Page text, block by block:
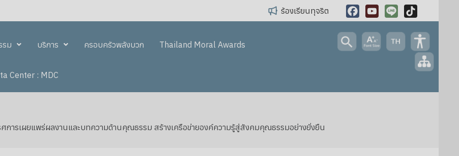
ร้องเรียนทุจริต
FacebookYouTube
Line TikTok
ม
บริการ ครอบครัวพลังบวก Thailand Moral Awards
Center : MDC
ารเผยแพร่ผลงานและบทความด้านคุณธรรม สร้างเครือข่ายองค์ความรู้สู่สังคมคุณธรรมอย่างยั่งยืน